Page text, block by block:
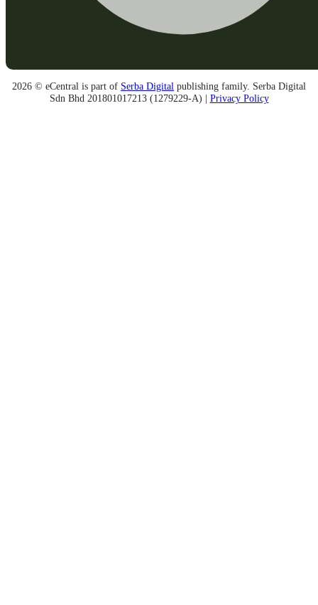
2026 © eCentral is part of Serba Digital publishing family. Serba Digital
Sdn Bhd 201801017213 (1279229-A) | Privacy Policy